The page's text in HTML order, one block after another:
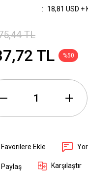
18,81 USD +
TL
TL %50
Paylaş Karşılaştır